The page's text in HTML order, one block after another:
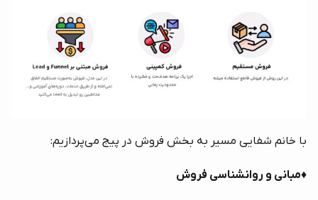
با خانم شفایی مسیر به بخش فروش در پیج می‌پردازیم:
♦️مبانی و روانشناسی فروش